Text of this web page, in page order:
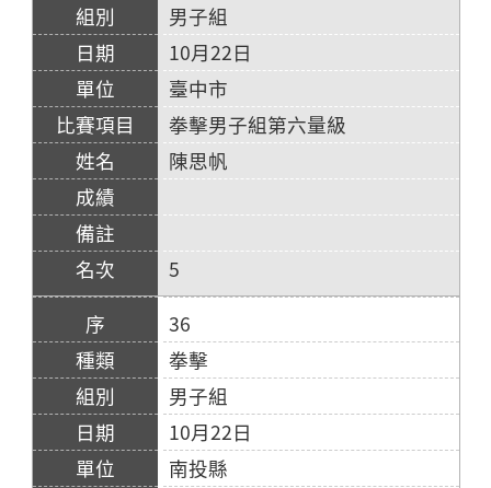
男子組
10月22日
臺中市
拳擊男子組第六量級
陳思帆
5
36
拳擊
男子組
10月22日
南投縣